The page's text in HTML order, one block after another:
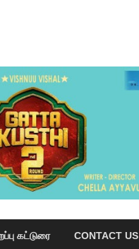
கட்டுரை CONTACT US